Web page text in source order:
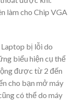
làm cho Chip VGA
bị lỗi do
biểu hiện cụ thể
được từ 2 đến
cho bạn mở máy
có thể do máy